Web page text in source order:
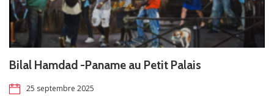
Bilal Hamdad -Paname au Petit Palais
25 septembre 2025